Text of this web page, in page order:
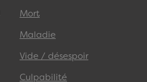
Mort
Maladie
Vide / désespoir
Culpabilité